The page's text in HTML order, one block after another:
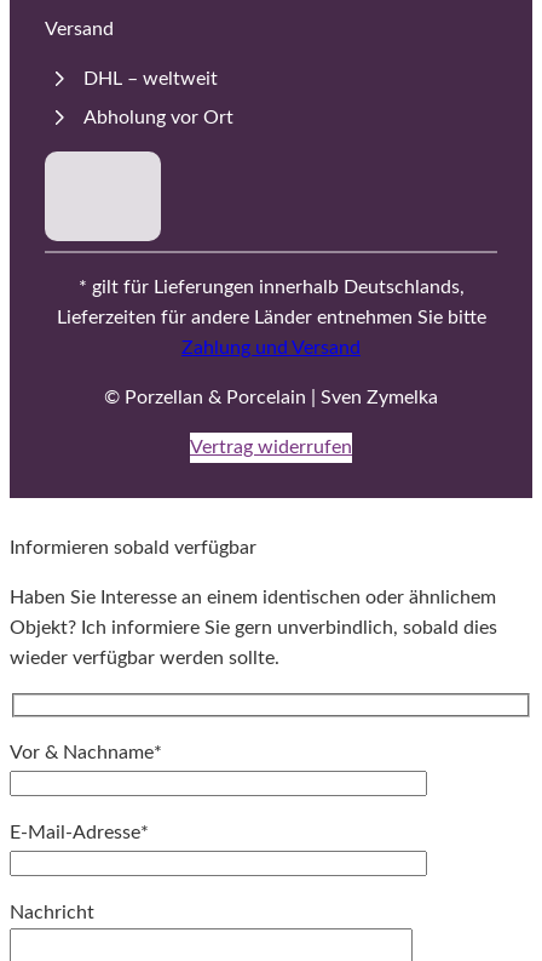
Versand
DHL – weltweit
Abholung vor Ort
* gilt für Lieferungen innerhalb Deutschlands,
Lieferzeiten für andere Länder entnehmen Sie bitte
Zahlung und Versand
© Porzellan & Porcelain | Sven Zymelka
Vertrag widerrufen
Informieren sobald verfügbar
Haben Sie Interesse an einem identischen oder ähnlichem
Objekt? Ich informiere Sie gern unverbindlich, sobald dies
wieder verfügbar werden sollte.
Vor & Nachname*
E-Mail-Adresse*
Nachricht